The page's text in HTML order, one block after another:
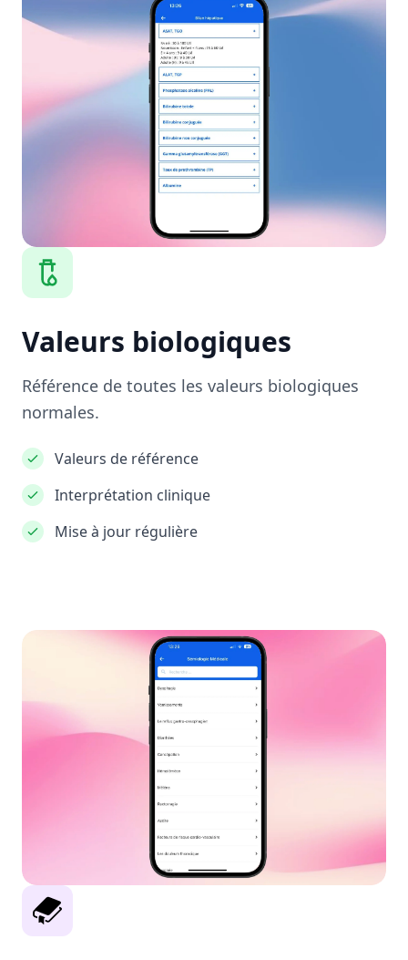
Valeurs biologiques
Référence de toutes les valeurs biologiques
normales.
Valeurs de référence
Interprétation clinique
Mise à jour régulière